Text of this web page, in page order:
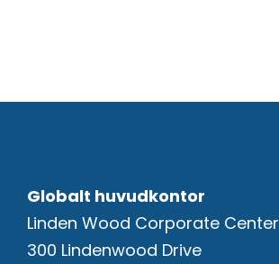
Globalt huvudkontor
Linden Wood Corporate Center
300 Lindenwood Drive